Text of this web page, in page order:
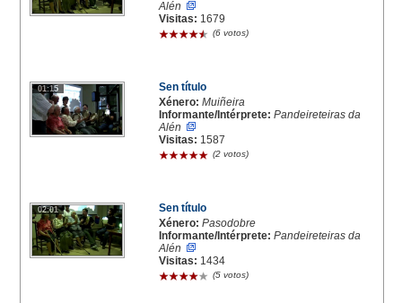
Alén
Visitas: 1679
(6 votos)
01:15
Sen título
Xénero: Muiñeira
Informante/Intérprete: Pandeireteiras da
Alén
Visitas: 1587
(2 votos)
02:01
Sen título
Xénero: Pasodobre
Informante/Intérprete: Pandeireteiras da
Alén
Visitas: 1434
(5 votos)